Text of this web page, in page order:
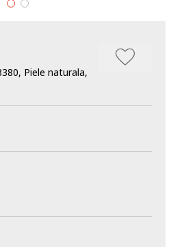
Piele naturala,